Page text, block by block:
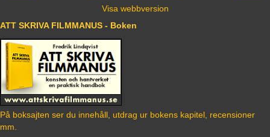
Visa webbversion
ATT SKRIVA FILMMANUS - Boken
På boksajten ser du innehåll, utdrag ur bokens kapitel, recensioner
mm.